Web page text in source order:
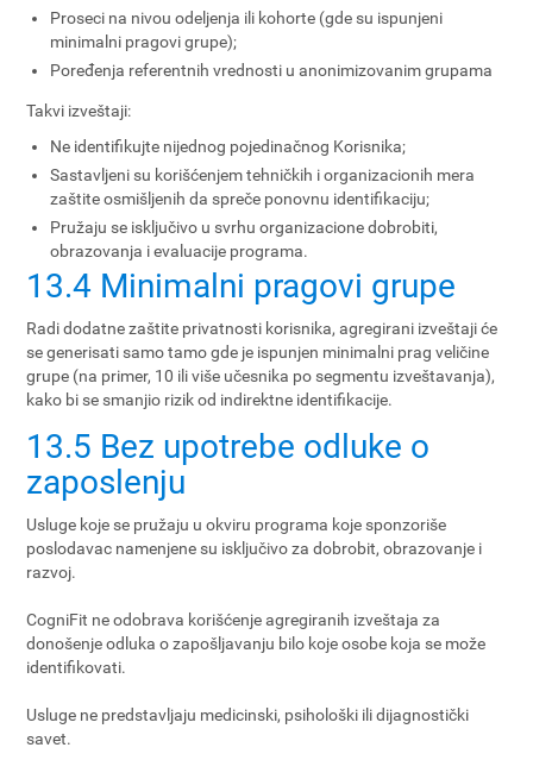
Proseci na nivou odeljenja ili kohorte (gde su ispunjeni
minimalni pragovi grupe);
Poređenja referentnih vrednosti u anonimizovanim grupama
Takvi izveštaji:
Ne identifikujte nijednog pojedinačnog Korisnika;
Sastavljeni su korišćenjem tehničkih i organizacionih mera
zaštite osmišljenih da spreče ponovnu identifikaciju;
Pružaju se isključivo u svrhu organizacione dobrobiti,
obrazovanja i evaluacije programa.
13.4 Minimalni pragovi grupe
Radi dodatne zaštite privatnosti korisnika, agregirani izveštaji će
se generisati samo tamo gde je ispunjen minimalni prag veličine
grupe (na primer, 10 ili više učesnika po segmentu izveštavanja),
kako bi se smanjio rizik od indirektne identifikacije.
13.5 Bez upotrebe odluke o
zaposlenju
Usluge koje se pružaju u okviru programa koje sponzoriše
poslodavac namenjene su isključivo za dobrobit, obrazovanje i
razvoj.
CogniFit ne odobrava korišćenje agregiranih izveštaja za
donošenje odluka o zapošljavanju bilo koje osobe koja se može
identifikovati.
Usluge ne predstavljaju medicinski, psihološki ili dijagnostički
savet.